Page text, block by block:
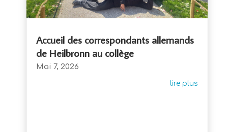
Accueil des correspondants allemands
de Heilbronn au collège
Mai 7, 2026
lire plus